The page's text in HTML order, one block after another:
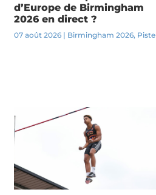
d’Europe de Birmingham
2026 en direct ?
07 août 2026 | Birmingham 2026, Piste